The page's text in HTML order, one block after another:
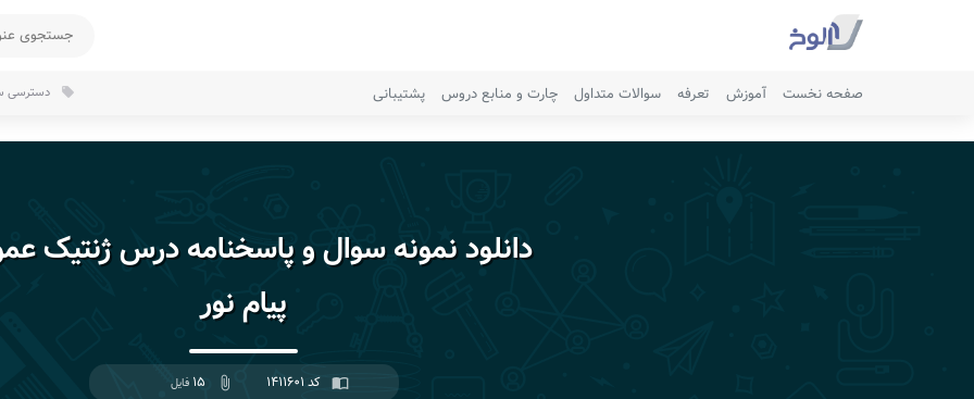
صفحه نخست آموزش تعرفه سوالات متداول چارت و منابع دروس پشتیبانی local_offer دسترسی
دانلود نمونه سوال و پاسخنامه درس ژنتیک
پیام نور
import_contacts کد ۱۴۱۱۶۰۱ attach_file ۱۵ فایل